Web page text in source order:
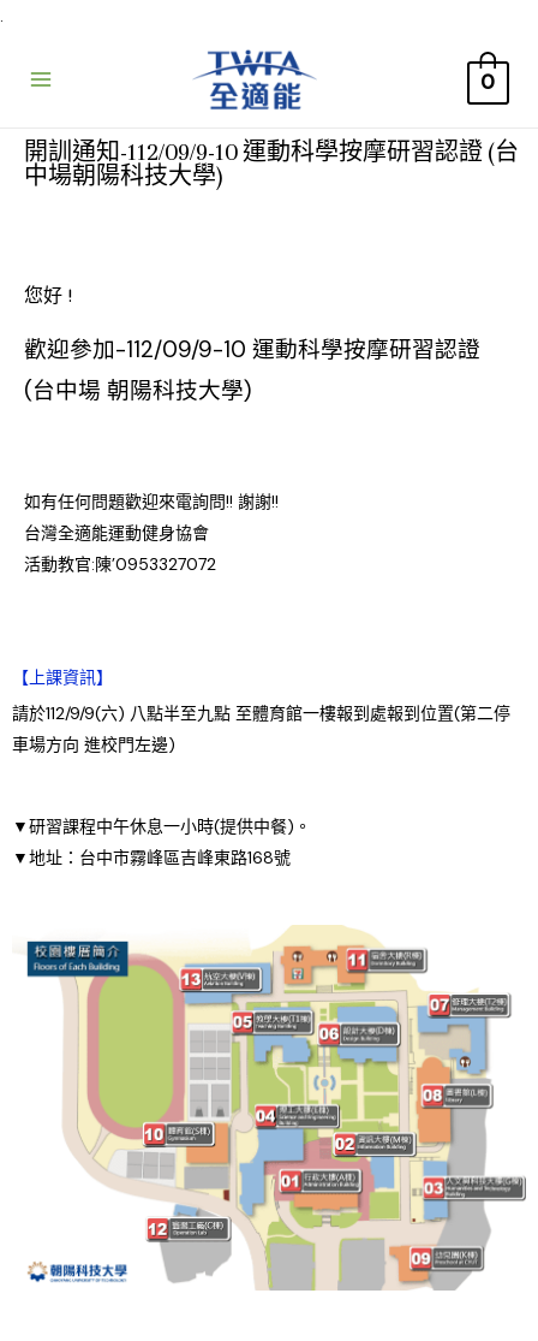
.
0
開訓通知-112/09/9-10 運動科學按摩研習認證 (台
中場朝陽科技大學)
您好 !
歡迎參加-112/09/9-10 運動科學按摩研習認證
(台中場 朝陽科技大學)
如有任何問題歡迎來電詢問!! 謝謝!!
台灣全適能運動健身協會
活動教官:陳’0953327072
【上課資訊】
請於112/9/9(六) 八點半至九點 至體育館一樓報到處報到位置(第二停
車場方向 進校門左邊)
▼研習課程中午休息一小時(提供中餐)。
▼地址：台中市霧峰區吉峰東路168號